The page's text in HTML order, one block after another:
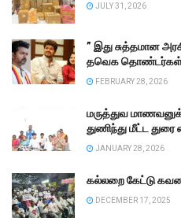
JULY 31, 2026
” இது சுத்தமான
தவெக தொண்டர்கள்
FEBRUARY 28, 2026
மருத்துவ
துணிந்து மீட்ட
JANUARY 28, 2026
கல்லறை கேட்டு கவன
DECEMBER 17, 2025